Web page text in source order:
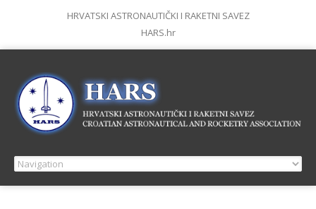
HRVATSKI ASTRONAUTIČKI I RAKETNI SAVEZ
HARS.hr